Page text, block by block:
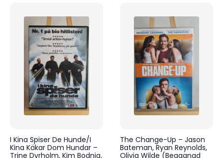
I Kina Spiser De Hunde/I
Kina Käkar Dom Hundar –
Trine Dyrholm, Kim Bodnia,
The Change-Up – Jason
Bateman, Ryan Reynolds,
Olivia Wilde (Begagnad